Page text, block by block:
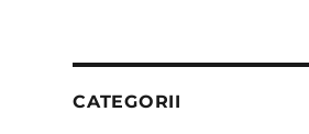
CATEGORII